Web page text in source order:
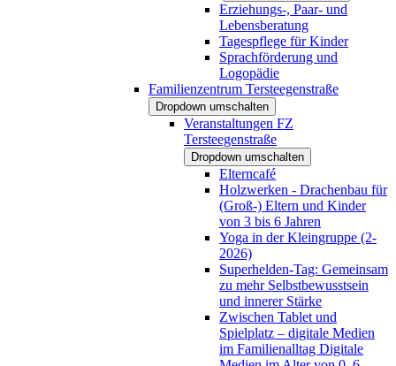
Erziehungs-, Paar- und
Lebensberatung
Tagespflege für Kinder
Sprachförderung und
Logopädie
Familienzentrum Tersteegenstraße
Dropdown umschalten
Veranstaltungen FZ
Tersteegenstraße
Dropdown umschalten
Elterncafé
Holzwerken - Drachenbau für
(Groß-) Eltern und Kinder
von 3 bis 6 Jahren
Yoga in der Kleingruppe (2-
2026)
Superhelden-Tag: Gemeinsam
zu mehr Selbstbewusstsein
und innerer Stärke
Zwischen Tablet und
Spielplatz – digitale Medien
im Familienalltag Digitale